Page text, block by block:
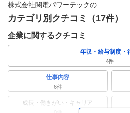
株式会社関電パワーテックの
カテゴリ別クチコミ（17件）
企業に関するクチコミ
年収・給与制度・
4件
仕事内容
6件
成長・働きがい・キャリア